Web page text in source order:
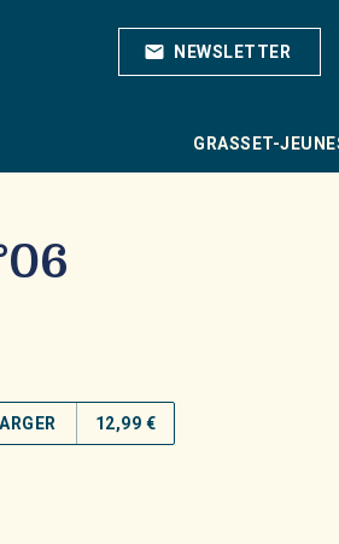
mail NEWSLETTER
GRASSET-
12,99 €